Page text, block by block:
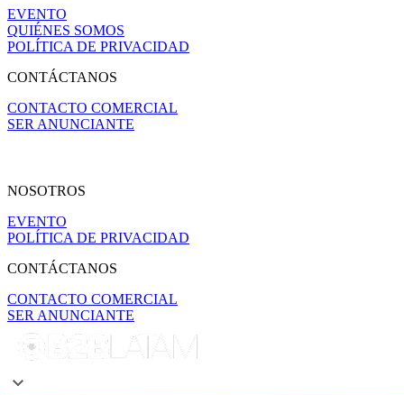
EVENTO
QUIÉNES SOMOS
POLÍTICA DE PRIVACIDAD
CONTÁCTANOS
CONTACTO COMERCIAL
SER ANUNCIANTE
NOSOTROS
EVENTO
POLÍTICA DE PRIVACIDAD
CONTÁCTANOS
CONTACTO COMERCIAL
SER ANUNCIANTE